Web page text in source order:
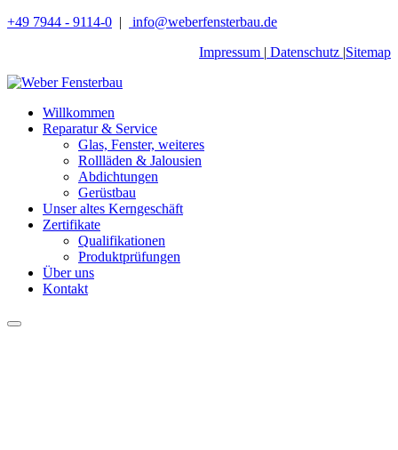
+49 7944 - 9114-0 |
info@weberfensterbau.de
Impressum | Datenschutz |Sitemap
Willkommen
Reparatur & Service
Glas, Fenster, weiteres
Rollläden & Jalousien
Abdichtungen
Gerüstbau
Unser altes Kerngeschäft
Zertifikate
Qualifikationen
Produktprüfungen
Über uns
Kontakt